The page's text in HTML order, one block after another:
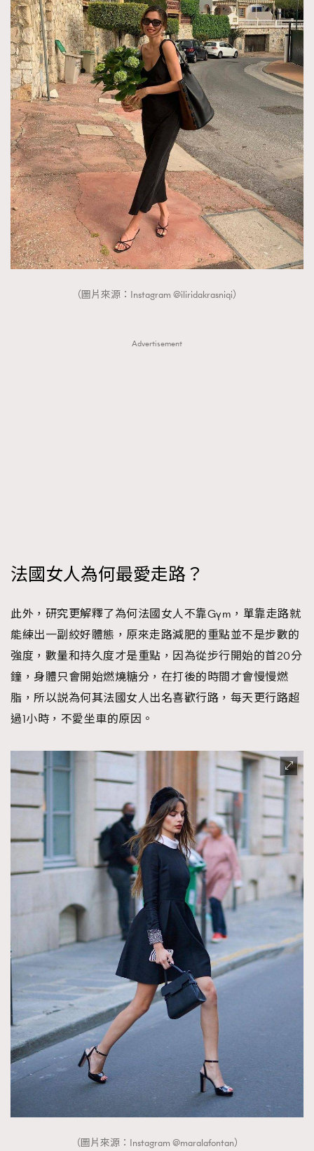
（圖片來源：Instagram @iliridakrasniqi）
Advertisement
法國女人為何最愛走路？
此外，研究更解釋了為何法國女人不靠Gym，單靠走路就
能練出一副絞好體態，原來走路減肥的重點並不是步數的
強度，數量和持久度才是重點，因為從步行開始的首20分
鐘，身體只會開始燃燒糖分，在打後的時間才會慢慢燃
脂，所以説為何其法國女人出名喜歡行路，每天更行路超
過1小時，不愛坐車的原因。
（圖片來源：Instagram @maralafontan）